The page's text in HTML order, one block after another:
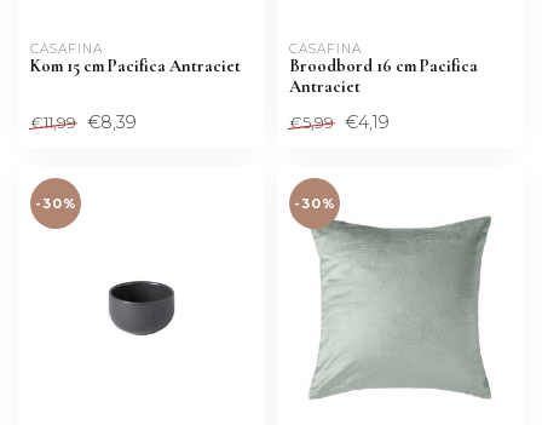
CASAFINA
Kom 15 cm Pacifica Antraciet
€11,99 €8,39
CASAFINA
Broodbord 16 cm Pacifica
Antraciet
€5,99 €4,19
-30% -30%